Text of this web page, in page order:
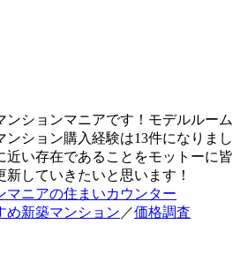
ンションマニアです！モデルルーム
ンション購入経験は13件になりまし
近い存在であることをモットーに皆
していきたいと思います！
マニアの住まいカウンター
め新築マンション ／価格調査